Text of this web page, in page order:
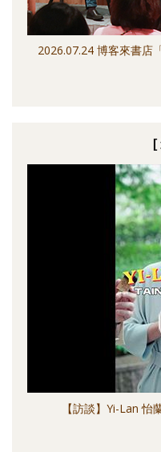
2026.07.24 博客來書店
[
【訪談】Yi-Lan